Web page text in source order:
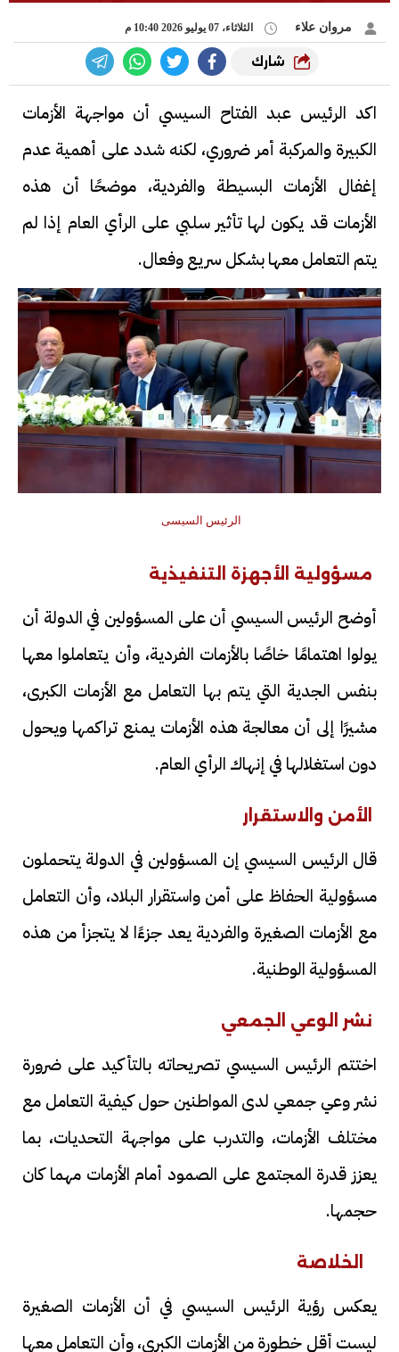
مروان علاء الثلاثاء، 07 يوليو 2026 10:40 م
شارك
اكد الرئيس عبد الفتاح السيسي أن مواجهة الأزمات
الكبيرة والمركبة أمر ضروري، لكنه شدد على أهمية عدم
إغفال الأزمات البسيطة والفردية، موضحًا أن هذه
الأزمات قد يكون لها تأثير سلبي على الرأي العام إذا لم
يتم التعامل معها بشكل سريع وفعال.
الرئيس السيسى
مسؤولية الأجهزة التنفيذية
أوضح الرئيس السيسي أن على المسؤولين في الدولة أن
يولوا اهتمامًا خاصًا بالأزمات الفردية، وأن يتعاملوا معها
بنفس الجدية التي يتم بها التعامل مع الأزمات الكبرى،
مشيرًا إلى أن معالجة هذه الأزمات يمنع تراكمها ويحول
دون استغلالها في إنهاك الرأي العام.
الأمن والاستقرار
قال الرئيس السيسي إن المسؤولين في الدولة يتحملون
مسؤولية الحفاظ على أمن واستقرار البلاد، وأن التعامل
مع الأزمات الصغيرة والفردية يعد جزءًا لا يتجزأ من هذه
المسؤولية الوطنية.
نشر الوعي الجمعي
اختتم الرئيس السيسي تصريحاته بالتأكيد على ضرورة
نشر وعي جمعي لدى المواطنين حول كيفية التعامل مع
مختلف الأزمات، والتدرب على مواجهة التحديات، بما
يعزز قدرة المجتمع على الصمود أمام الأزمات مهما كان
حجمها.
الخلاصة
يعكس رؤية الرئيس السيسي في أن الأزمات الصغيرة
ليست أقل خطورة من الأزمات الكبرى، وأن التعامل معها